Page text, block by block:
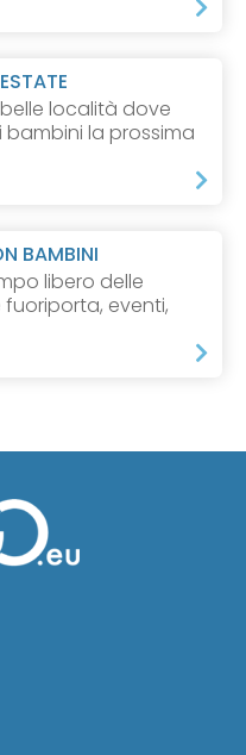
località dove
la prossima
BAMBINI
libero delle
eventi,